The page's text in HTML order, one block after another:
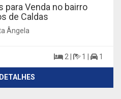
para Venda no bairro
de Caldas
Ângela
2 | 1 | 1